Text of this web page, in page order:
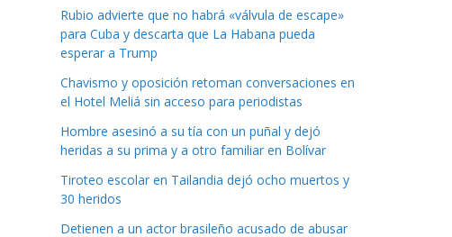
Rubio advierte que no habrá «válvula de escape»
para Cuba y descarta que La Habana pueda
esperar a Trump
Chavismo y oposición retoman conversaciones en
el Hotel Meliá sin acceso para periodistas
Hombre asesinó a su tía con un puñal y dejó
heridas a su prima y a otro familiar en Bolívar
Tiroteo escolar en Tailandia dejó ocho muertos y
30 heridos
Detienen a un actor brasileño acusado de abusar